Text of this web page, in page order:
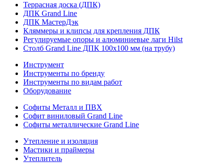
Террасная доска (ДПК)
ДПК Grand Line
ДПК МастерДэк
Кляммеры и клипсы для крепления ДПК
Регулируемые опоры и алюминиевые лаги Hilst
Столб Grand Line ДПК 100х100 мм (на трубу)
Инструмент
Инструменты по бренду
Инструменты по видам работ
Оборудование
Софиты Металл и ПВХ
Софит виниловый Grand Line
Софиты металлические Grand Line
Утепление и изоляция
Мастики и праймеры
Утеплитель